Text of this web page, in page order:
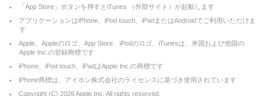
「App Store」ボタンを押すとiTunes （外部サイト）が起動します
アプリケーションはiPhone、iPod touch、iPadまたはAndroidでご利用いただけま
す
Apple、Appleのロゴ、App Store、iPodのロゴ、iTunesは、米国および他国の
Apple Inc.の登録商標です
iPhone、iPod touch、iPadはApple Inc.の商標です
iPhone商標は、アイホン株式会社のライセンスに基づき使用されています
Copyright (C) 2026Apple Inc. All rights reserved.